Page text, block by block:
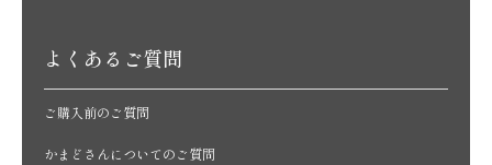
よくあるご質問
ご購入前のご質問
かまどさんについてのご質問